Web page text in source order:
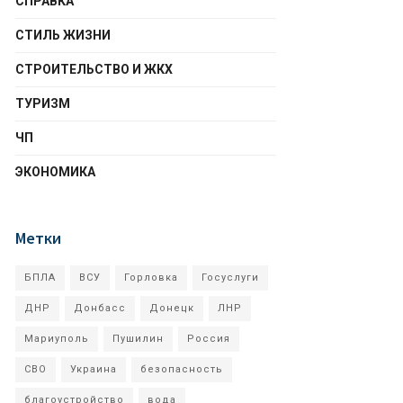
СТИЛЬ ЖИЗНИ
СТРОИТЕЛЬСТВО И ЖКХ
ТУРИЗМ
ЧП
ЭКОНОМИКА
Метки
БПЛА ВСУ Горловка Госуслуги
ДНР Донбасс Донецк ЛНР
Мариуполь Пушилин Россия
СВО Украина безопасность
благоустройство вода